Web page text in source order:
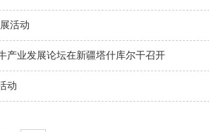
活动
产业发展论坛在新疆塔什库尔干召开
动